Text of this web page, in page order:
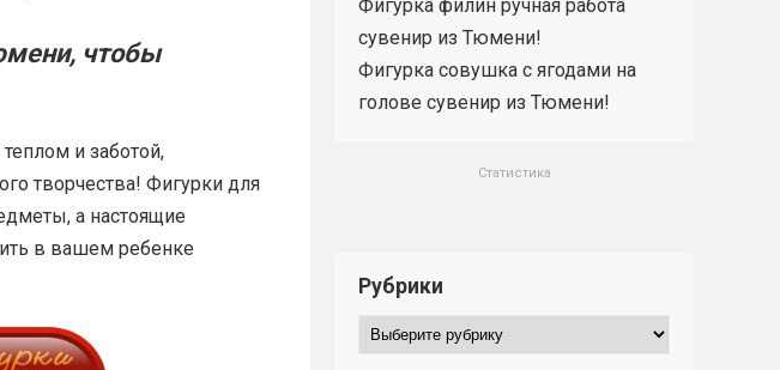
чтобы
и заботой,
творчества! Фигурки для
а настоящие
в вашем ребенке
Фигурка филин ручная работа
сувенир из Тюмени!
Фигурка совушка с ягодами на
голове сувенир из Тюмени!
Статистика
Рубрики
Рубрики